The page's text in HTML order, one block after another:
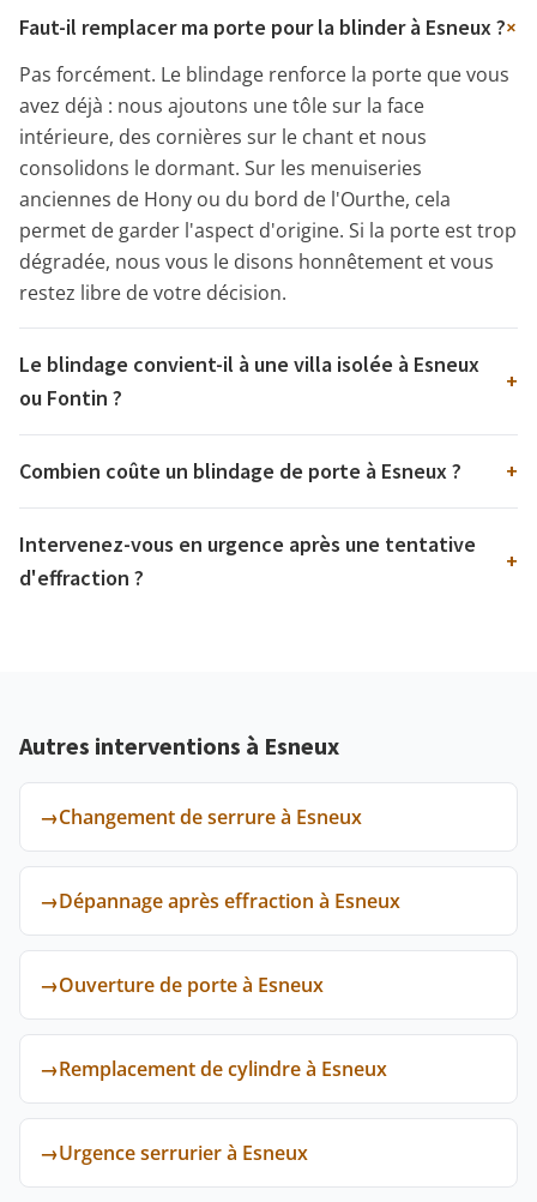
Faut-il remplacer ma porte pour la blinder à Esneux ?+
Pas forcément. Le blindage renforce la porte que vous
avez déjà : nous ajoutons une tôle sur la face
intérieure, des cornières sur le chant et nous
consolidons le dormant. Sur les menuiseries
anciennes de Hony ou du bord de l'Ourthe, cela
permet de garder l'aspect d'origine. Si la porte est trop
dégradée, nous vous le disons honnêtement et vous
restez libre de votre décision.
Le blindage convient-il à une villa isolée à Esneux
ou Fontin ?
+
Combien coûte un blindage de porte à Esneux ? +
Intervenez-vous en urgence après une tentative
d'effraction ?
+
Autres interventions à Esneux
→Changement de serrure à Esneux
→Dépannage après effraction à Esneux
→Ouverture de porte à Esneux
→Remplacement de cylindre à Esneux
→Urgence serrurier à Esneux